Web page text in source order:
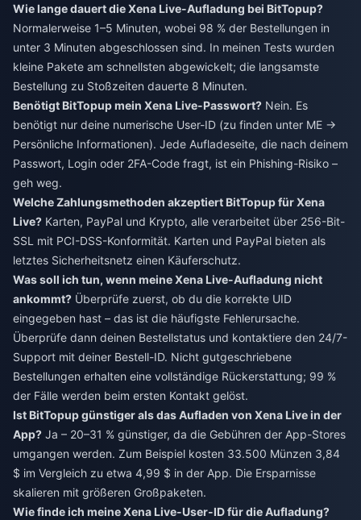
Wie lange dauert die Xena Live-Aufladung bei BitTopup?
Normalerweise 1–5 Minuten, wobei 98 % der Bestellungen in
unter 3 Minuten abgeschlossen sind. In meinen Tests wurden
kleine Pakete am schnellsten abgewickelt; die langsamste
Bestellung zu Stoßzeiten dauerte 8 Minuten.
Benötigt BitTopup mein Xena Live-Passwort? Nein. Es
benötigt nur deine numerische User-ID (zu finden unter ME →
Persönliche Informationen). Jede Aufladeseite, die nach deinem
Passwort, Login oder 2FA-Code fragt, ist ein Phishing-Risiko –
geh weg.
Welche Zahlungsmethoden akzeptiert BitTopup für Xena
Live? Karten, PayPal und Krypto, alle verarbeitet über 256-Bit-
SSL mit PCI-DSS-Konformität. Karten und PayPal bieten als
letztes Sicherheitsnetz einen Käuferschutz.
Was soll ich tun, wenn meine Xena Live-Aufladung nicht
ankommt? Überprüfe zuerst, ob du die korrekte UID
eingegeben hast – das ist die häufigste Fehlerursache.
Überprüfe dann deinen Bestellstatus und kontaktiere den 24/7-
Support mit deiner Bestell-ID. Nicht gutgeschriebene
Bestellungen erhalten eine vollständige Rückerstattung; 99 %
der Fälle werden beim ersten Kontakt gelöst.
Ist BitTopup günstiger als das Aufladen von Xena Live in der
App? Ja – 20–31 % günstiger, da die Gebühren der App-Stores
umgangen werden. Zum Beispiel kosten 33.500 Münzen 3,84
$ im Vergleich zu etwa 4,99 $ in der App. Die Ersparnisse
skalieren mit größeren Großpaketen.
Wie finde ich meine Xena Live-User-ID für die Aufladung?